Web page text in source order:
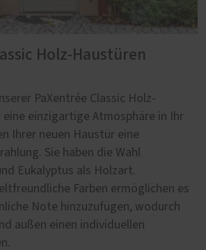
Holz-Haustüren
PaXentrée Classic Holz-
eine einzigartige Atmosphäre in Ihr
Ihrer neuen Haustür eine
Sie haben die Wahl
Eukalyptus als Holzart.
Farben ermöglichen es
Note hinzuzufügen, wodurch
außen einen individuellen